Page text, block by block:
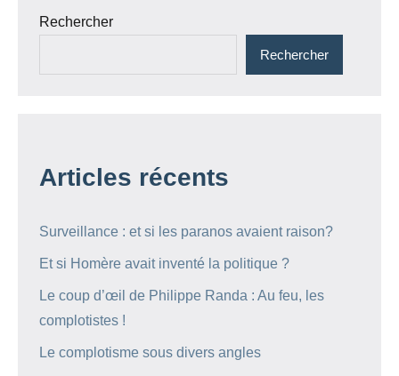
Rechercher
Rechercher
Articles récents
Surveillance : et si les paranos avaient raison?
Et si Homère avait inventé la politique ?
Le coup d’œil de Philippe Randa : Au feu, les
complotistes !
Le complotisme sous divers angles